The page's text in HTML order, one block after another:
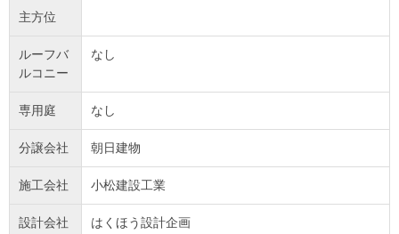
主方位
ルーフバ
ルコニー
なし
専用庭 なし
分譲会社 朝日建物
施工会社 小松建設工業
設計会社 はくほう設計企画